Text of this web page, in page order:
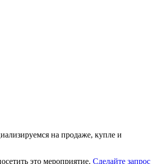
на продаже, купле и
это мероприятие. Cделайте запрос